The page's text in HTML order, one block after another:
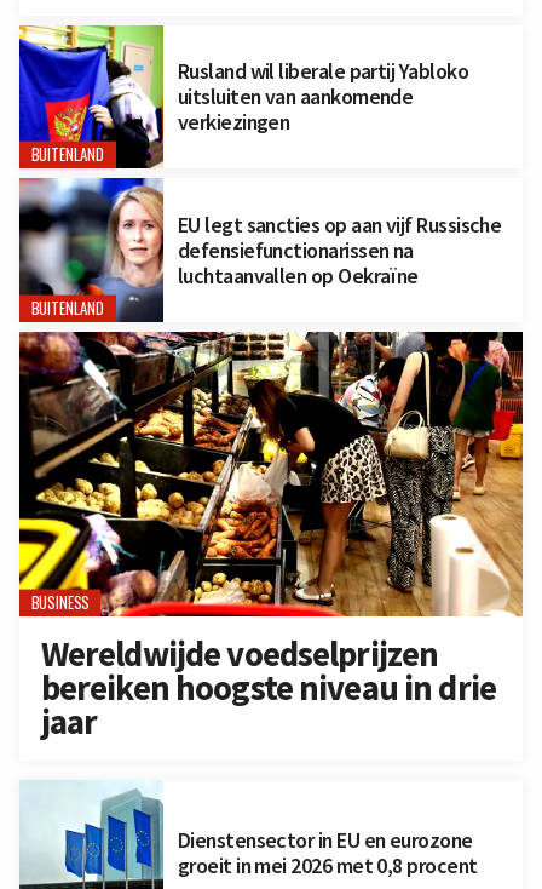
BUITENLAND
Rusland wil liberale partij Yabloko
uitsluiten van aankomende
verkiezingen
BUITENLAND
EU legt sancties op aan vijf Russische
defensiefunctionarissen na
luchtaanvallen op Oekraïne
BUSINESS
Wereldwijde voedselprijzen
bereiken hoogste niveau in drie
jaar
Dienstensector in EU en eurozone
groeit in mei 2026 met 0,8 procent